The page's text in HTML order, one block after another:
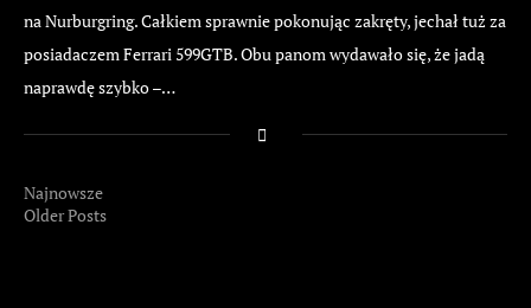
na Nurburgring. Całkiem sprawnie pokonując zakręty, jechał tuż za
posiadaczem Ferrari 599GTB. Obu panom wydawało się, że jadą
naprawdę szybko –…
Najnowsze
Older Posts